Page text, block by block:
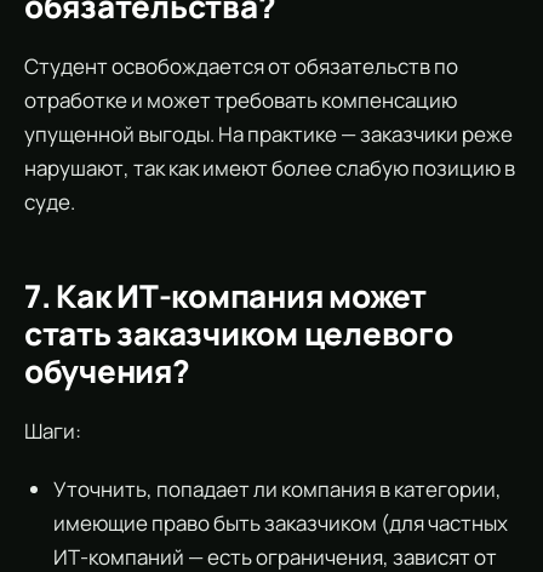
Студент освобождается от обязательств по
отработке и может требовать компенсацию
упущенной выгоды. На практике — заказчики реже
нарушают, так как имеют более слабую позицию в
суде.
7. Как ИТ-компания может
стать заказчиком целевого
обучения?
Шаги:
Уточнить, попадает ли компания в категории,
имеющие право быть заказчиком (для частных
ИТ-компаний — есть ограничения, зависят от